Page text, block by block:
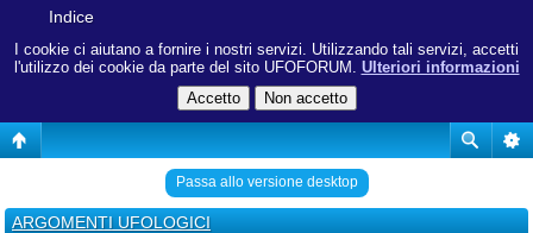
I cookie ci aiutano a fornire i nostri servizi. Utilizzando tali servizi, accetti
l'utilizzo dei cookie da parte del sito UFOFORUM. Ulteriori informazioni
Indice
Passa allo versione desktop
ARGOMENTI UFOLOGICI